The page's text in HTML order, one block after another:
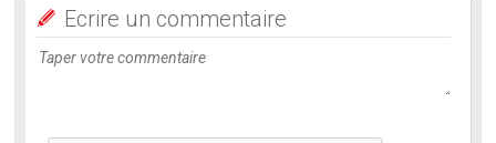
Ecrire un commentaire